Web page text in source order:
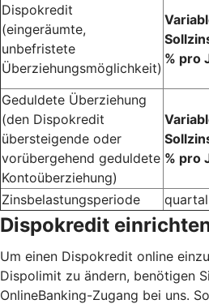
Dispokredit
(eingeräumte,
unbefristete
Überziehungsmöglichkeit)
% pro
Geduldete Überziehung
(den Dispokredit
übersteigende oder
vorübergehend geduldete
Kontoüberziehung)
% pro
Zinsbelastungsperiode
Dispokredit
Um einen Dispokredit online
Dispolimit zu ändern, benötigen
OnlineBanking-Zugang bei uns.